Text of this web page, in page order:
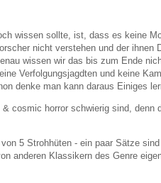
wissen sollte, ist, dass es keine
nicht verstehen und der ihnen
wissen wir das bis zum Ende
Verfolgungsjagdten und keine
denke man kann daraus Einiges
cosmic horror schwierig sind, denn
5 Strohhüten - ein paar Sätze
anderen Klassikern des Genre